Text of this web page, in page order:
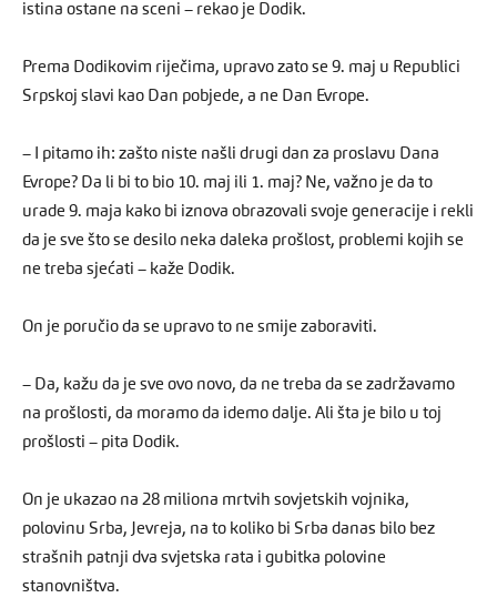
istina ostane na sceni – rekao je Dodik.
Prema Dodikovim riječima, upravo zato se 9. maj u Republici
Srpskoj slavi kao Dan pobjede, a ne Dan Evrope.
– I pitamo ih: zašto niste našli drugi dan za proslavu Dana
Evrope? Da li bi to bio 10. maj ili 1. maj? Ne, važno je da to
urade 9. maja kako bi iznova obrazovali svoje generacije i rekli
da je sve što se desilo neka daleka prošlost, problemi kojih se
ne treba sjećati – kaže Dodik.
On je poručio da se upravo to ne smije zaboraviti.
– Da, kažu da je sve ovo novo, da ne treba da se zadržavamo
na prošlosti, da moramo da idemo dalje. Ali šta je bilo u toj
prošlosti – pita Dodik.
On je ukazao na 28 miliona mrtvih sovjetskih vojnika,
polovinu Srba, Jevreja, na to koliko bi Srba danas bilo bez
strašnih patnji dva svjetska rata i gubitka polovine
stanovništva.